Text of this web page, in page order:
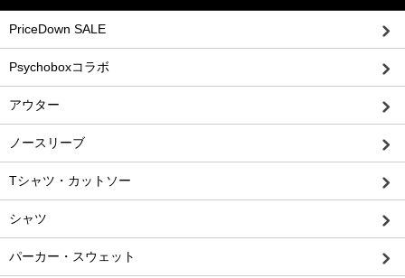
PriceDown SALE
Psychoboxコラボ
アウター
ノースリーブ
Tシャツ・カットソー
シャツ
パーカー・スウェット